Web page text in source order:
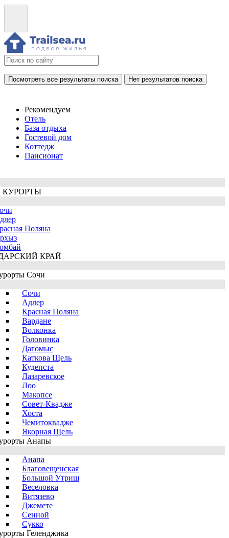
Посмотреть все результаты поиска Нет результатов поиска
Рекомендуем
Отель
База отдыха
Гостевой дом
Коттедж
Пансионат
КУРОРТЫ
Поляна
КРАЙ
Сочи
Сочи
Адлер
Красная Поляна
Вардане
Волконка
Головинка
Дагомыс
Каткова Щель
Кудепста
Лазаревское
Лоо
Макопсе
Совет-Квадже
Хоста
Чемитоквадже
Якорная Щель
Анапы
Анапа
Благовещенская
Большой Утриш
Веселовка
Витязево
Джемете
Сенной
Сукко
Геленджика